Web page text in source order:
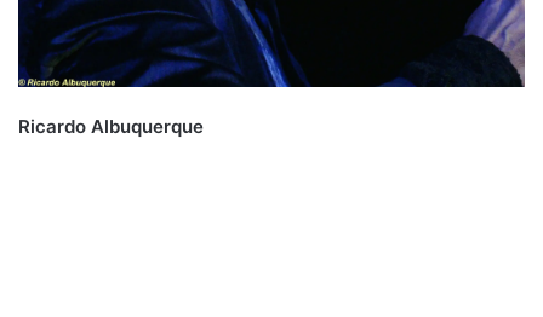
Ricardo Albuquerque